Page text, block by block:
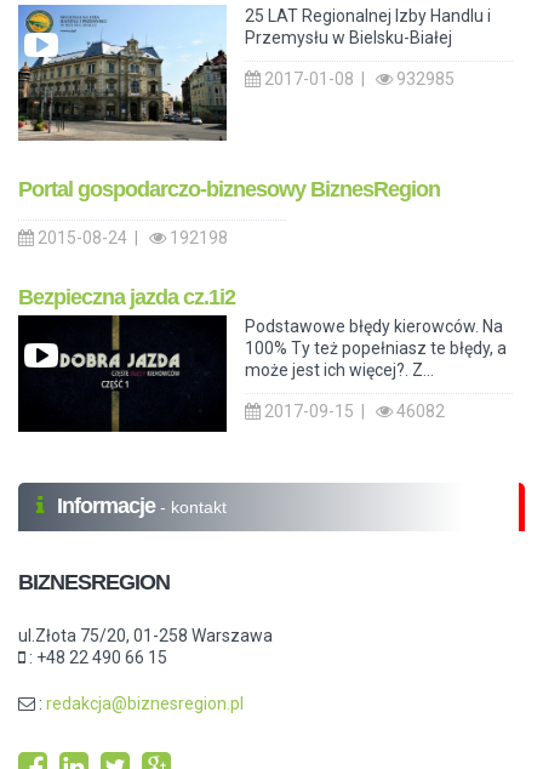
25 LAT Regionalnej Izby Handlu i
Przemysłu w Bielsku-Białej
2017-01-08 | 932985
Portal gospodarczo-biznesowy BiznesRegion
2015-08-24 | 192198
Bezpieczna jazda cz.1i2
Podstawowe błędy kierowców. Na
100% Ty też popełniasz te błędy, a
może jest ich więcej?. Z...
2017-09-15 | 46082
Informacje - kontakt
BIZNESREGION
ul.Złota 75/20, 01-258 Warszawa
: +48 22 490 66 15
: redakcja@biznesregion.pl